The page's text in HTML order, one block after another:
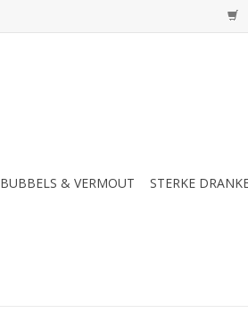
BUBBELS & VERMOUT STERKE